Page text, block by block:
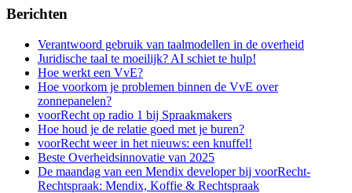
Berichten
Verantwoord gebruik van taalmodellen in de overheid
Juridische taal te moeilijk? AI schiet te hulp!
Hoe werkt een VvE?
Hoe voorkom je problemen binnen de VvE over
zonnepanelen?
voorRecht op radio 1 bij Spraakmakers
Hoe houd je de relatie goed met je buren?
voorRecht weer in het nieuws: een knuffel!
Beste Overheidsinnovatie van 2025
De maandag van een Mendix developer bij voorRecht-
Rechtspraak: Mendix, Koffie & Rechtspraak